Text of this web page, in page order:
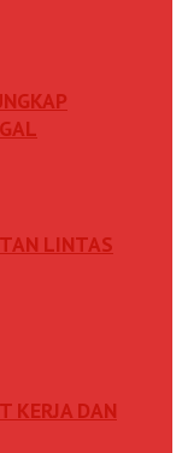
LINTAS
KERJA DAN